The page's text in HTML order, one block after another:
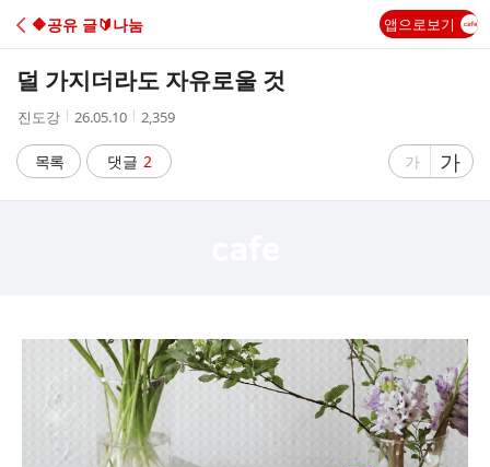
C
A
🔶️공유 글🔰나눔 앱으로보기
덜 가지더라도 자유로울 것
작
자
진도강
작
시
간
26.05.10
조
수
2,359
목록 댓글 2
글
가
글
자
가